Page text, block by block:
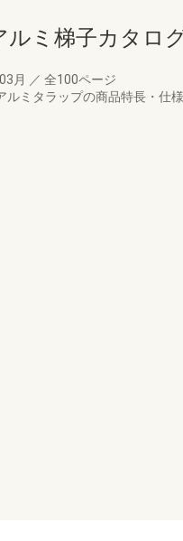
ルミ梯子カタロ
月 ／ 全100ページ
ルミタラップの商品特長・仕